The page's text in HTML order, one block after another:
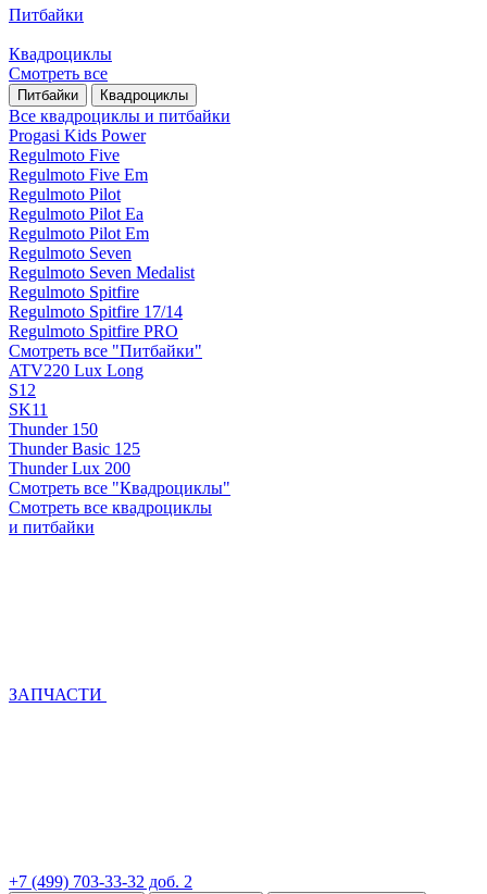
Питбайки
Квадроциклы
Смотреть все
Питбайки Квадроциклы
Все квадроциклы и питбайки
Progasi Kids Power
Regulmoto Five
Regulmoto Five Em
Regulmoto Pilot
Regulmoto Pilot Ea
Regulmoto Pilot Em
Regulmoto Seven
Regulmoto Seven Medalist
Regulmoto Spitfire
Regulmoto Spitfire 17/14
Regulmoto Spitfire PRO
Смотреть все "Питбайки"
ATV220 Lux Long
S12
SK11
Thunder 150
Thunder Basic 125
Thunder Lux 200
Смотреть все "Квадроциклы"
Смотреть все квадроциклы
и питбайки
ЗАПЧАСТИ
+7 (499) 703-33-32 доб. 2